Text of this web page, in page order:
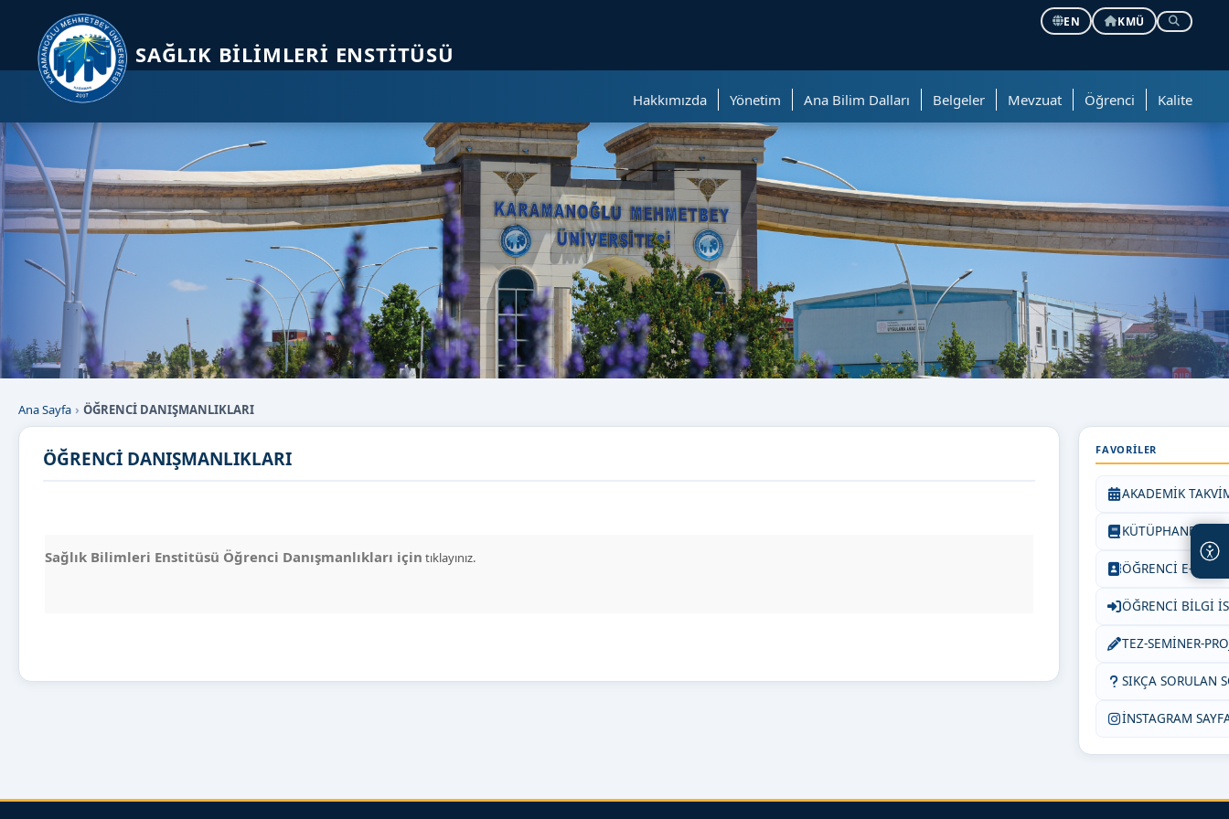
EN
KMÜ
SAĞLIK BILIMLERI ENSTITÜSÜ
Hakkımızda Yönetim Ana Bilim Dalları Belgeler Mevzuat Öğrenci Kalite
Ana Sayfa ÖĞRENCİ DANIŞMANLIKLARI
ÖĞRENCİ DANIŞMANLIKLARI
Sağlık Bilimleri Enstitüsü Öğrenci Danışmanlıkları için tıklayınız.
FAVORILER
AKADEMİK
KÜTÜPHANE
ÖĞRENCİ E-
ÖĞRENCİ BİLGİ
TEZ-SEMİNER-
SIKÇA SORULAN
İNSTAGRAM